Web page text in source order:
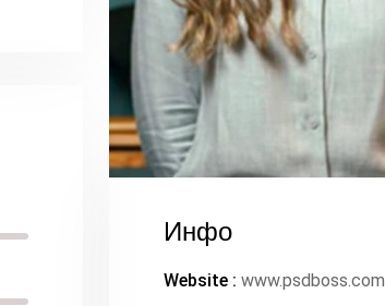
Инфо
Website : www.psdboss.com